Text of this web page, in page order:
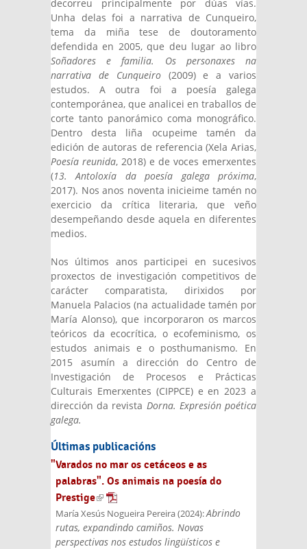
decorreu principalmente por dúas vías.
Unha delas foi a narrativa de Cunqueiro,
tema da miña tese de doutoramento
defendida en 2005, que deu lugar ao libro
Soñadores e familia. Os personaxes na
narrativa de Cunqueiro(2009) e a varios
estudos. A outra foi a poesía galega
contemporánea, que analicei en traballos de
corte tanto panorámico coma monográfico.
Dentro desta liña ocupeime tamén da
edición de autoras de referencia (Xela Arias,
Poesía reunida, 2018) e de voces emerxentes
(13. Antoloxía da poesía galega próxima,
2017). Nos anos noventa inicieime tamén no
exercicio da crítica literaria, que veño
desempeñando desde aquela en diferentes
medios.
Nos últimos anos participei en sucesivos
proxectos de investigación competitivos de
carácter comparatista, dirixidos por
Manuela Palacios (na actualidade tamén por
María Alonso), que incorporaron os marcos
teóricos da ecocrítica, o ecofeminismo, os
estudos animais e o posthumanismo. En
2015 asumín a dirección do Centro de
Investigación de Procesos e Prácticas
Culturais Emerxentes (CIPPCE) e en 2023 a
dirección da revista Dorna. Expresión poética
galega.
Últimas publicacións
"Varados no mar os cetáceos e as
palabras". Os animais na poesía do
Prestige(link is external)
María Xesús Nogueira Pereira(2024):Abrindo
rutas, expandindo camiños. Novas
perspectivas nos estudos lingüísticos e